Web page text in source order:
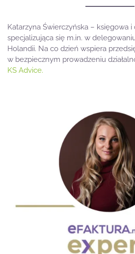
Katarzyna Świerczyńska – księgowa i
specjalizująca się m.in. w
Holandii. Na co dzień wspiera
w bezpiecznym prowadzeniu
KS Advice.